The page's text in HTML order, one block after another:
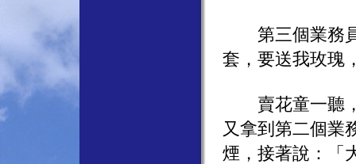
第三個業務員
套，要送我玫瑰
賣花童一聽，
又拿到第二個業
煙，接著說：「